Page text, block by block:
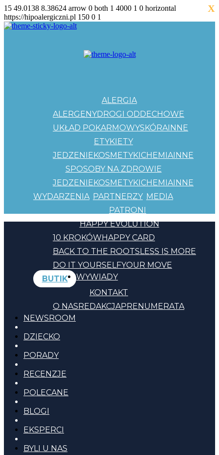
15 49.0138 8.38624 arrow 0 both 1 4000 1 0 horizontal
https://hipoalergiczni.pl 150 0 1
ALERGIA
ALERGENYDROGI ODDECHOWE
UKŁAD POKARMOWYSKÓRAINNE
ETYKIETY
JEDZENIEKOSMETYKICHEMIAINNE
SPOSOBY NA ZDROWIE
JEDZENIEKOSMETYKICHEMIAINNE
WYDARZENIA PARTNERZY
PATRONI
MEDIA
HAPPY EVOLUTION
10 KROKÓWHAPPY CARD
BACK TO THE ROOTSLESS IS MORE
DO IT YOURSELFYOUR MOVE
BUTIK
KONTAKT
O NASREDAKCJAPRENUMERATA
WYWIADY
NEWSROOM
DZIECKO
PORADY
RECENZJE
POLECANE
BLOGI
EKSPERCI
BYLI U NAS
X